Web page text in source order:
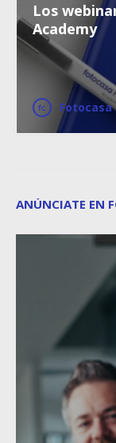
Los
Academy
Fotocasa
ANÚNCIATE EN